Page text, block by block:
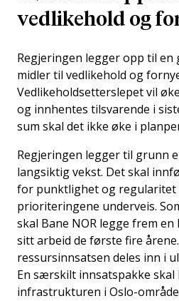
vedlikehold og
Regjeringen legger opp til en
midler til vedlikehold og
Vedlikeholdsetterslepet vil
og innhentes tilsvarende i
sum skal det ikke øke i
Regjeringen legger til grunn
langsiktig vekst. Det skal
for punktlighet og regularitet
prioriteringene underveis.
skal Bane NOR legge frem
sitt arbeid de første fire
ressursinnsatsen deles inn i
En særskilt innsatspakke
infrastrukturen i Oslo-